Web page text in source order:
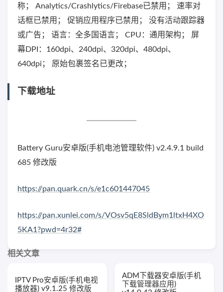
称； Analytics/Crashlytics/Firebase已禁用； 速率对
话框已禁用； 促销应用程序已禁用； 没有活动跟踪器
或广告； 语言：全多国语言； CPU：通用架构； 屏
幕DPI：160dpi、240dpi、320dpi、480dpi、
640dpi； 原始包裹签名已更改；
下载地址
Battery Guru安卓版(手机电池管理软件) v2.4.9.1 build
685 修改版
https://pan.quark.cn/s/e1c601447045
https://pan.xunlei.com/s/VOsv5qE8SldBym1ltxH4XO
5KA1?pwd=4r32#
相关文章
IPTV Pro安卓版(手机电视
播放器) v9.1.25 修改版
ADM下载器安卓版(手机
下载管理器应用)